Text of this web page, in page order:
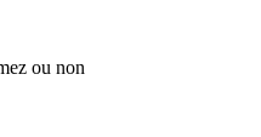
ou non